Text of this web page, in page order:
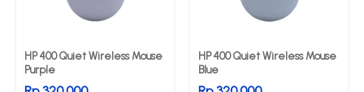
HP 400 Quiet Wireless Mouse
Purple
HP 400 Quiet Wireless Mouse
Blue